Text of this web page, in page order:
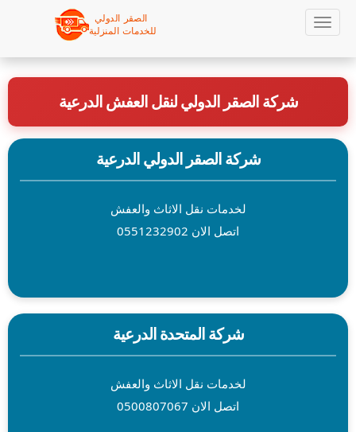
Toggle
navigation
شركة الصقر الدولي لنقل العفش الدرعية
شركة الصقر الدولي الدرعية
لخدمات نقل الاثاث والعفش
اتصل الان 0551232902
شركة المتحدة الدرعية
لخدمات نقل الاثاث والعفش
اتصل الان 0500807067